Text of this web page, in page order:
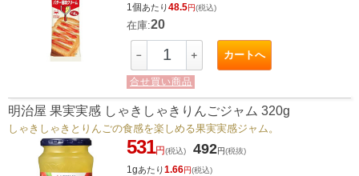
1個あたり48.5円(税込)
在庫:20
－ ＋ カートへ
合せ買い商品
明治屋 果実実感 しゃきしゃきりんごジャム 320g
しゃきしゃきとりんごの食感を楽しめる果実実感ジャム。
531円(税込) 492円(税抜)
1gあたり1.66円(税込)